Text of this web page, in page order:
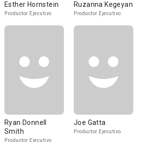
Esther Hornstein
Productor Ejecutivo
Ruzanna Kegeyan
Productor Ejecutivo
Ryan Donnell
Smith
Productor Ejecutivo
Joe Gatta
Productor Ejecutivo